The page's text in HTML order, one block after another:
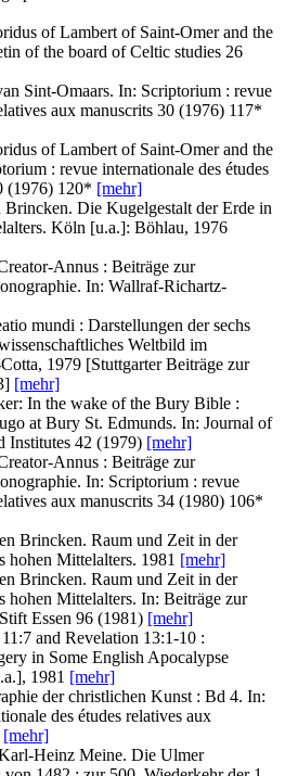
of Lambert of Saint-Omer and the
of the board of Celtic studies 26
Sint-Omaars. In: Scriptorium : revue
aux manuscrits 30 (1976) 117*
of Lambert of Saint-Omer and the
: revue internationale des études
(1976) 120* [mehr]
Brincken. Die Kugelgestalt der Erde in
Köln [u.a.]: Böhlau, 1976
Annus : Beiträge zur
In: Wallraf-Richartz-
mundi : Darstellungen der sechs
Weltbild im
1979 [Stuttgarter Beiträge zur
[mehr]
: In the wake of the Bury Bible :
at Bury St. Edmunds. In: Journal of
Institutes 42 (1979) [mehr]
Annus : Beiträge zur
In: Scriptorium : revue
aux manuscrits 34 (1980) 106*
Brincken. Raum und Zeit in der
hohen Mittelalters. 1981 [mehr]
Brincken. Raum und Zeit in der
hohen Mittelalters. In: Beiträge zur
Essen 96 (1981) [mehr]
and Revelation 13:1-10 :
in Some English Apocalypse
1981 [mehr]
der christlichen Kunst : Bd 4. In:
des études relatives aux
[mehr]
Heinz Meine. Die Ulmer